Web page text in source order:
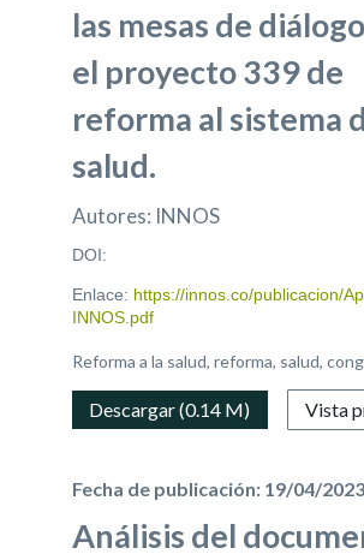
las mesas de
el proyecto 339 de
reforma al sistema
salud.
Autores: INNOS
DOI:
Enlace: https://innos.co/publicacion/
INNOS.pdf
Reforma a la salud, reforma, salud,
Descargar (0.14 M) Vista
Fecha de publicación: 19/04/2023
Análisis del